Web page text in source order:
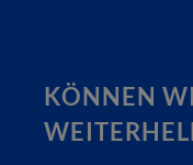
KÖNNEN